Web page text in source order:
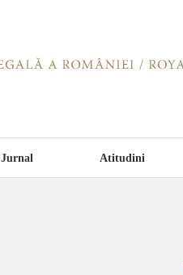
Jurnal Atitudini